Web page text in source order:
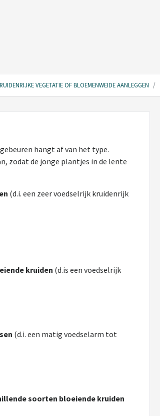
VEGETATIE OF BLOEMENWEIDE AANLEGGEN
hangt af van het type.
zodat de jonge plantjes in de lente
(d.i. een zeer voedselrijk kruidenrijk
kruiden (d.is een voedselrijk
(d.i. een matig voedselarm tot
soorten bloeiende kruiden